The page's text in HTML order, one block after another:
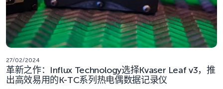
27/02/2024
革新之作：Influx Technology选择Kvaser Leaf v3，推
出高效易用的K-TC系列热电偶数据记录仪